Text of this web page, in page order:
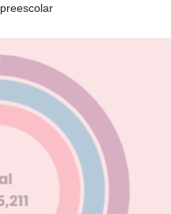
preescolar